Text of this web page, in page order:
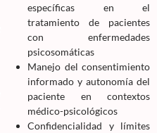
específicas en el
tratamiento de pacientes
con enfermedades
psicosomáticas
Manejo del consentimiento
informado y autonomía del
paciente en contextos
médico-psicológicos
Confidencialidad y límites